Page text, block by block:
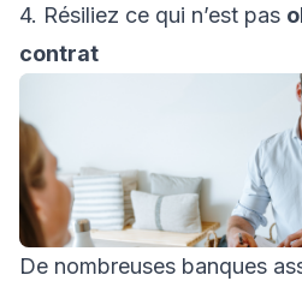
4. Résiliez ce qui n’est pas
contrat
De nombreuses banques